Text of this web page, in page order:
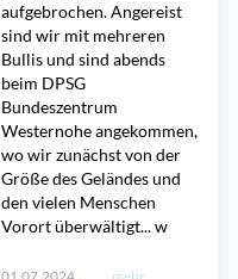
aufgebrochen. Angereist
sind wir mit mehreren
Bullis und sind abends
beim DPSG
Bundeszentrum
Westernohe angekommen,
wo wir zunächst von der
Größe des Geländes und
den vielen Menschen
Vorort überwältigt... w